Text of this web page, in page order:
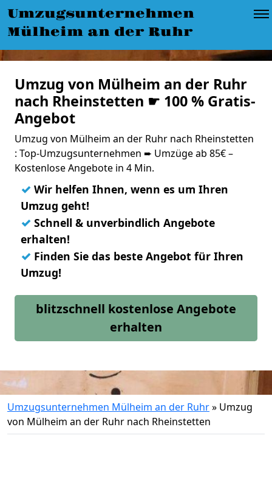
Umzugsunternehmen
Mülheim an der Ruhr
Umzug von Mülheim an der Ruhr
nach Rheinstetten ☛ 100 % Gratis-
Angebot
Umzug von Mülheim an der Ruhr nach Rheinstetten
: Top-Umzugsunternehmen ➨ Umzüge ab 85€ –
Kostenlose Angebote in 4 Min.
✓ Wir helfen Ihnen, wenn es um Ihren
Umzug geht!
✓ Schnell & unverbindlich Angebote
erhalten!
✓ Finden Sie das beste Angebot für Ihren
Umzug!
blitzschnell kostenlose Angebote
erhalten
Umzugsunternehmen Mülheim an der Ruhr» Umzug
von Mülheim an der Ruhr nach Rheinstetten